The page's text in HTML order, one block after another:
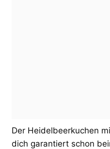
Der Heidelbeerkuchen
dich garantiert schon